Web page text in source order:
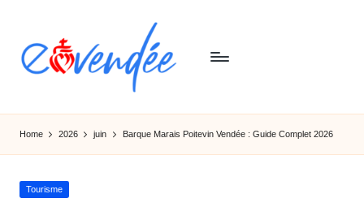
content
E
-
v
e
sorties,
tourismes,
Home 2026 juin Barque Marais Poitevin Vendée : Guide Complet 2026
Posted
Tourisme